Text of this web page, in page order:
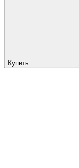
Купить